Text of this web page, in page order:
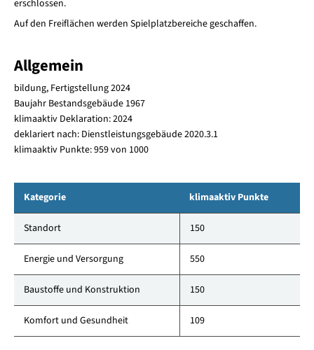
erschlossen.
Auf den Freiflächen werden Spielplatzbereiche geschaffen.
Allgemein
bildung, Fertigstellung 2024
Baujahr Bestandsgebäude 1967
klimaaktiv Deklaration: 2024
deklariert nach: Dienstleistungsgebäude 2020.3.1
klimaaktiv Punkte: 959 von 1000
Kategorie klimaaktiv Punkte
Standort 150
Energie und Versorgung 550
Baustoffe und Konstruktion 150
Komfort und Gesundheit 109